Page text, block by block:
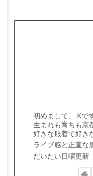
初めまして、 Kで
生まれも育ちも京
好きな服着て好き
ライブ感と正直な
だいたい日曜更新